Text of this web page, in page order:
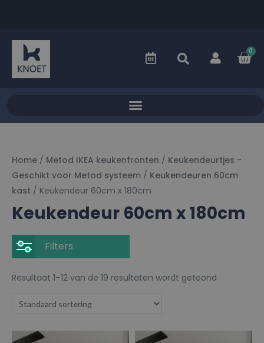
0
Home / Metod IKEA keukenfronten / Keukendeurtjes -
Geschikt voor Metod systeem / Keukendeuren 60cm
kast / Keukendeur 60cm x 180cm
Keukendeur 60cm x 180cm
Filters
Resultaat 1–12 van de 19 resultaten wordt getoond